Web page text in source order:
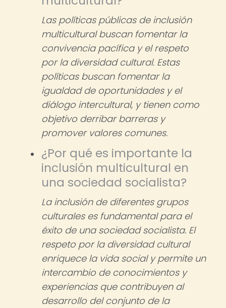
Las políticas públicas de inclusión
multicultural buscan fomentar la
convivencia pacífica y el respeto
por la diversidad cultural. Estas
políticas buscan fomentar la
igualdad de oportunidades y el
diálogo intercultural, y tienen como
objetivo derribar barreras y
promover valores comunes.
¿Por qué es importante la
inclusión multicultural en
una sociedad socialista?
La inclusión de diferentes grupos
culturales es fundamental para el
éxito de una sociedad socialista. El
respeto por la diversidad cultural
enriquece la vida social y permite un
intercambio de conocimientos y
experiencias que contribuyen al
desarrollo del conjunto de la